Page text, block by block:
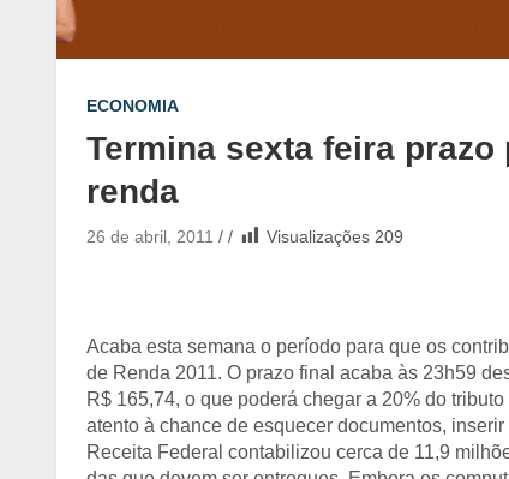
ECONOMIA
Termina sexta feira
renda
26 de abril, 2011 Visualizações 209
Acaba esta semana o período para que os
de Renda 2011. O prazo final acaba às 23h59
R$ 165,74, o que poderá chegar a 20% do
atento à chance de esquecer documentos,
Receita Federal contabilizou cerca de 11,9